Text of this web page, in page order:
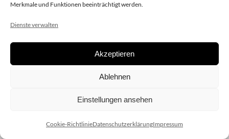
Merkmale und Funktionen beeinträchtigt werden.
Dienste verwalten
Akzeptieren
Ablehnen
Einstellungen ansehen
Cookie-RichtlinieDatenschutzerklärungImpressum
Copyright 2020 dieSCHAUsteller.at |Datenschützerklärung|
| Design:www.ARGEntur.at